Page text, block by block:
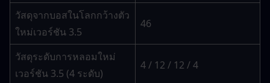
วัสดุจากบอสในโลกกว้างตัว
ใหม่เวอร์ชัน 3.5
46
วัสดุระดับการหลอมใหม่
เวอร์ชัน 3.5 (4 ระดับ)
4 / 12 / 12 / 4